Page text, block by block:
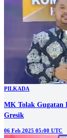
PILKADA
MK Tolak Gugatan
Gresik
06 Feb 2025 05:00 UTC